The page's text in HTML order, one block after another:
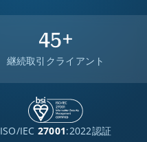
45+
継続取引クライアント
ISO/IEC 27001:2022認証